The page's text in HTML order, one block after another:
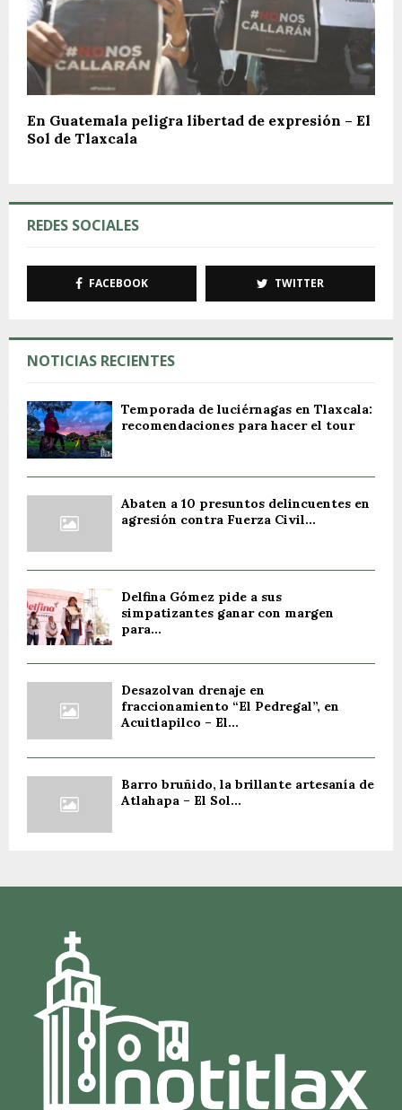
En Guatemala peligra libertad de expresión – El
Sol de Tlaxcala
REDES SOCIALES
FACEBOOK TWITTER
NOTICIAS RECIENTES
Temporada de luciérnagas en Tlaxcala:
recomendaciones para hacer el tour
Abaten a 10 presuntos delincuentes en
agresión contra Fuerza Civil...
Delfina Gómez pide a sus
simpatizantes ganar con margen
para...
Desazolvan drenaje en
fraccionamiento “El Pedregal”, en
Acuitlapilco – El...
Barro bruñido, la brillante artesanía de
Atlahapa – El Sol...